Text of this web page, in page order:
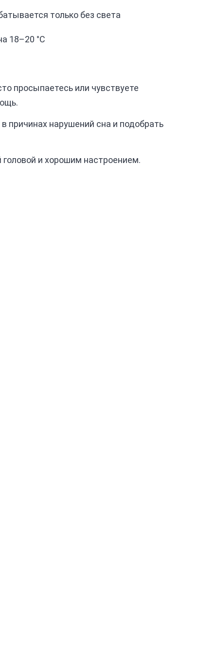
только без света
18–20 °C
просыпаетесь или чувствуете
причинах нарушений сна и подобрать
головой и хорошим настроением.